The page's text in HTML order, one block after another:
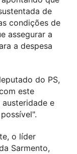
de
condições de
assegurar a
a despesa
do PS,
este
e
o líder
Sarmento,